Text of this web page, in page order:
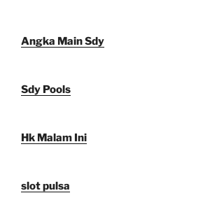
Angka Main Sdy
Sdy Pools
Hk Malam Ini
slot pulsa